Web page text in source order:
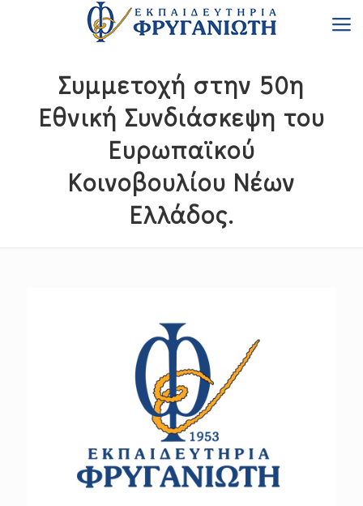
Συμμετοχή στην 50η
Εθνική Συνδιάσκεψη του
Ευρωπαϊκού
Κοινοβουλίου Νέων
Ελλάδος.